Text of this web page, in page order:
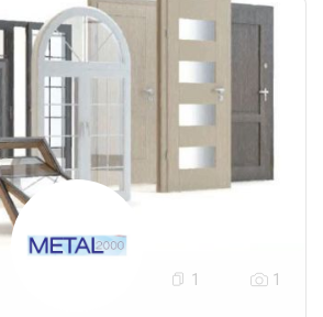
1 1